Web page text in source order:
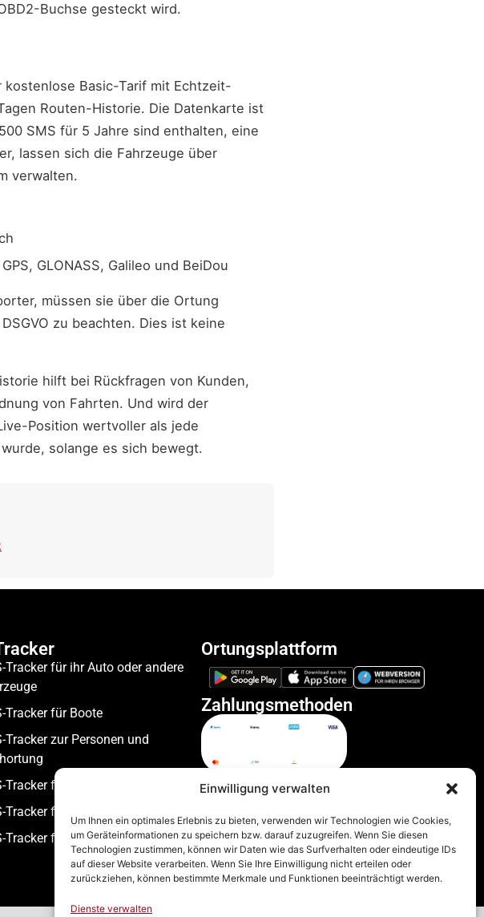
Einwilligung verwalten
Um Ihnen ein optimales Erlebnis zu bieten, verwenden wir Technologien wie Cookies,
um Geräteinformationen zu speichern bzw. darauf zuzugreifen. Wenn Sie diesen
Technologien zustimmen, können wir Daten wie das Surfverhalten oder eindeutige IDs
auf dieser Website verarbeiten. Wenn Sie Ihre Einwilligung nicht erteilen oder
zurückziehen, können bestimmte Merkmale und Funktionen beeinträchtigt werden.
Dienste verwalten
Buchse gesteckt wird.
Basic-Tarif mit Echtzeit-
Routen-Historie. Die Datenkarte ist
SMS für 5 Jahre sind enthalten, eine
lassen sich die Fahrzeuge über
verwalten.
GLONASS, Galileo und BeiDou
müssen sie über die Ortung
zu beachten. Dies ist keine
hilft bei Rückfragen von Kunden,
von Fahrten. Und wird der
Position wertvoller als jede
solange es sich bewegt.
Tracker für ihr Auto oder andere
Tracker für Boote
Tracker zur Personen und
Tracker für Wohnmobile
Tracker für Flotten
Tracker für Nutzfahrzeuge
Ortungsplattform
Zahlungsmethoden